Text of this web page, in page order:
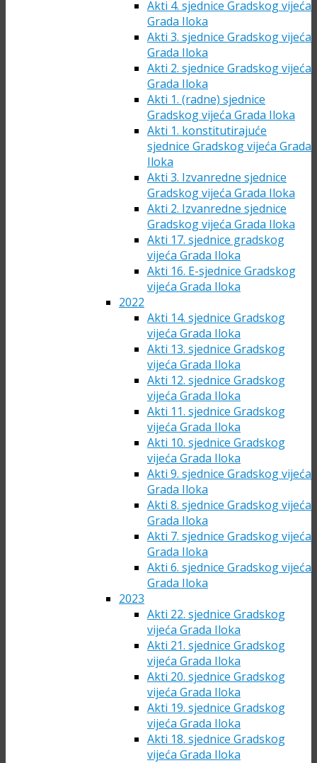
Akti 4. sjednice Gradskog vijeća
Grada Iloka
Akti 3. sjednice Gradskog vijeća
Grada Iloka
Akti 2. sjednice Gradskog vijeća
Grada Iloka
Akti 1. (radne) sjednice
Gradskog vijeća Grada Iloka
Akti 1. konstitutirajuće
sjednice Gradskog vijeća Grada
Iloka
Akti 3. Izvanredne sjednice
Gradskog vijeća Grada Iloka
Akti 2. Izvanredne sjednice
Gradskog vijeća Grada Iloka
Akti 17. sjednice gradskog
vijeća Grada Iloka
Akti 16. E-sjednice Gradskog
vijeća Grada Iloka
2022
Akti 14. sjednice Gradskog
vijeća Grada Iloka
Akti 13. sjednice Gradskog
vijeća Grada Iloka
Akti 12. sjednice Gradskog
vijeća Grada Iloka
Akti 11. sjednice Gradskog
vijeća Grada Iloka
Akti 10. sjednice Gradskog
vijeća Grada Iloka
Akti 9. sjednice Gradskog vijeća
Grada Iloka
Akti 8. sjednice Gradskog vijeća
Grada Iloka
Akti 7. sjednice Gradskog vijeća
Grada Iloka
Akti 6. sjednice Gradskog vijeća
Grada Iloka
2023
Akti 22. sjednice Gradskog
vijeća Grada Iloka
Akti 21. sjednice Gradskog
vijeća Grada Iloka
Akti 20. sjednice Gradskog
vijeća Grada Iloka
Akti 19. sjednice Gradskog
vijeća Grada Iloka
Akti 18. sjednice Gradskog
vijeća Grada Iloka